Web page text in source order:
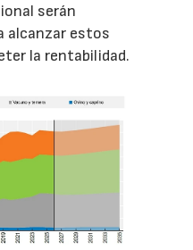
serán
alcanzar estos
la rentabilidad.